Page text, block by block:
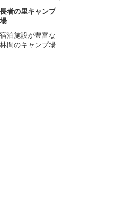
長者の里キャンプ
場
宿泊施設が豊富な
林間のキャンプ場